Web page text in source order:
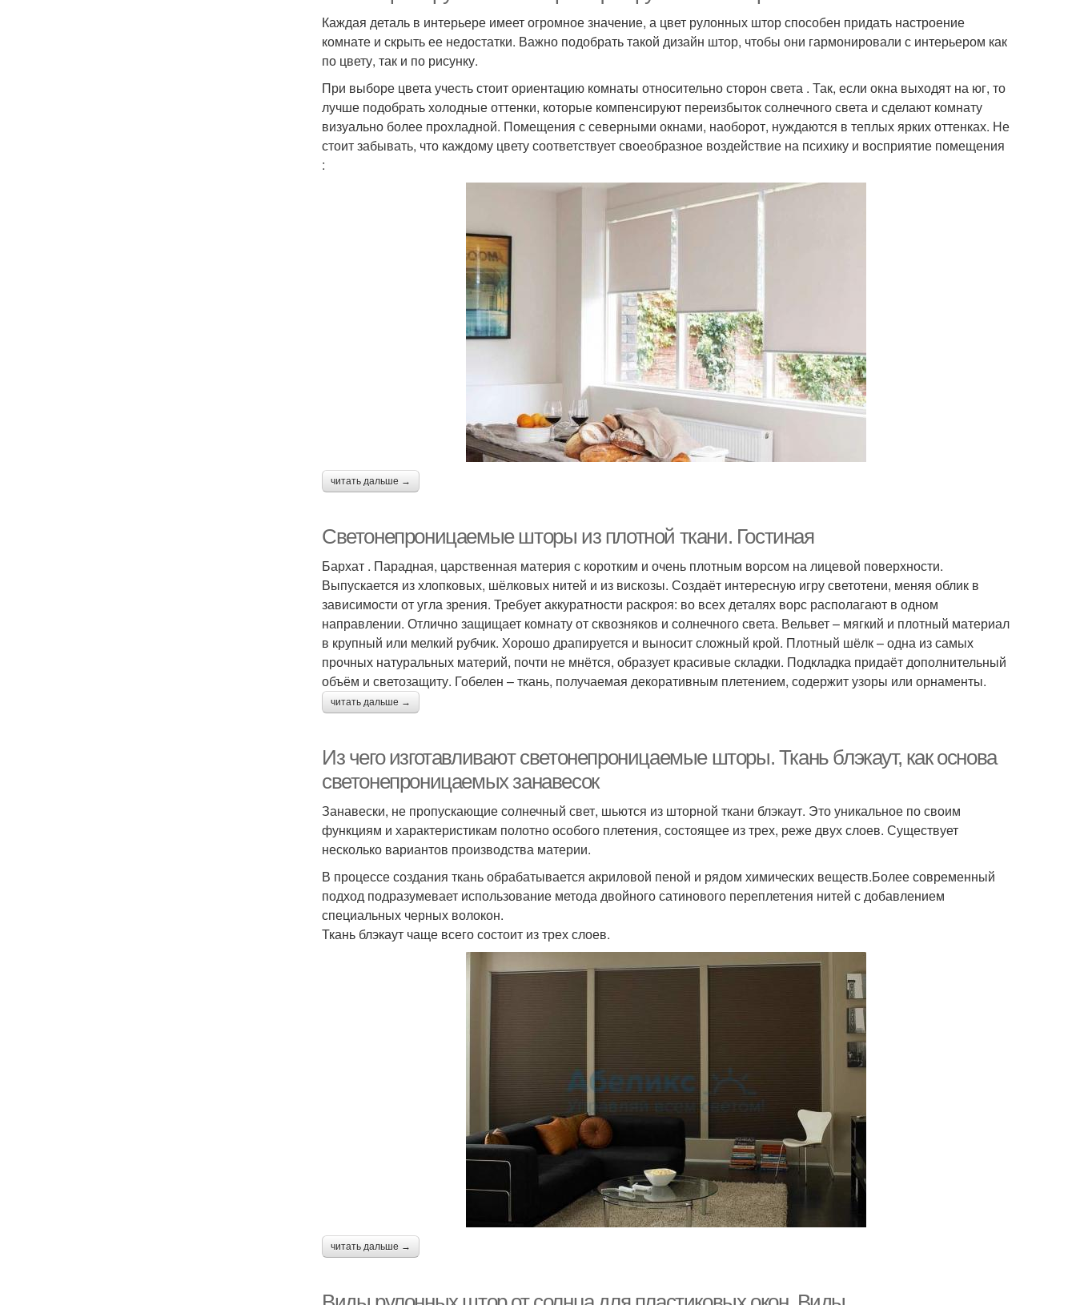
Каждая деталь в интерьере имеет огромное значение, а цвет рулонных штор способен придать настроение
комнате и скрыть ее недостатки. Важно подобрать такой дизайн штор, чтобы они гармонировали с интерьером как
по цвету, так и по рисунку.
При выборе цвета учесть стоит ориентацию комнаты относительно сторон света . Так, если окна выходят на юг, то
лучше подобрать холодные оттенки, которые компенсируют переизбыток солнечного света и сделают комнату
визуально более прохладной. Помещения с северными окнами, наоборот, нуждаются в теплых ярких оттенках. Не
стоит забывать, что каждому цвету соответствует своеобразное воздействие на психику и восприятие помещения
:
читать дальше →
Светонепроницаемые шторы из плотной ткани. Гостиная
Бархат . Парадная, царственная материя с коротким и очень плотным ворсом на лицевой поверхности.
Выпускается из хлопковых, шёлковых нитей и из вискозы. Создаёт интересную игру светотени, меняя облик в
зависимости от угла зрения. Требует аккуратности раскроя: во всех деталях ворс располагают в одном
направлении. Отлично защищает комнату от сквозняков и солнечного света. Вельвет – мягкий и плотный материал
в крупный или мелкий рубчик. Хорошо драпируется и выносит сложный крой. Плотный шёлк – одна из самых
прочных натуральных материй, почти не мнётся, образует красивые складки. Подкладка придаёт дополнительный
объём и светозащиту. Гобелен – ткань, получаемая декоративным плетением, содержит узоры или орнаменты.
читать дальше →
Из чего изготавливают светонепроницаемые шторы. Ткань блэкаут, как основа
светонепроницаемых занавесок
Занавески, не пропускающие солнечный свет, шьются из шторной ткани блэкаут. Это уникальное по своим
функциям и характеристикам полотно особого плетения, состоящее из трех, реже двух слоев. Существует
несколько вариантов производства материи.
В процессе создания ткань обрабатывается акриловой пеной и рядом химических веществ.Более современный
подход подразумевает использование метода двойного сатинового переплетения нитей с добавлением
специальных черных волокон.
Ткань блэкаут чаще всего состоит из трех слоев.
читать дальше →